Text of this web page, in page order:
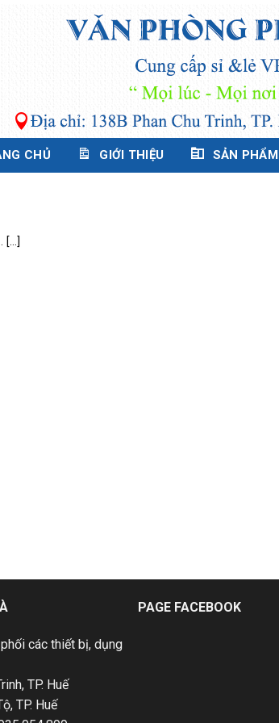
CHỦ GIỚI THIỆU SẢN PHẨM
các thiết bị, dụng
TP. Huế
TP. Huế
PAGE FACEBOOK